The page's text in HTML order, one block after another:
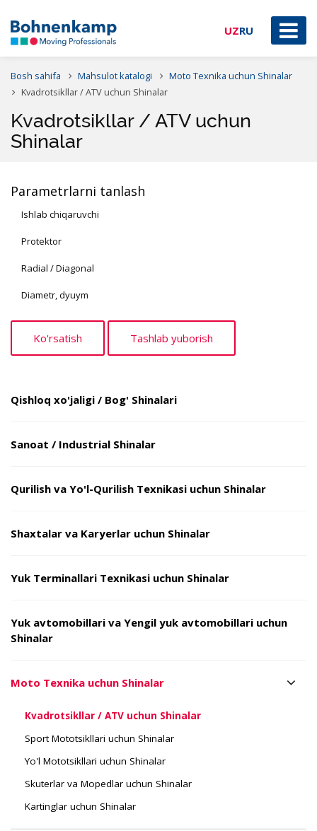
UZRU
Bosh sahifa Mahsulot katalogi
Moto Texnika uchun Shinalar
Kvadrotsikllar / ATV uchun Shinalar
Kvadrotsikllar / ATV uchun
Shinalar
Parametrlarni tanlash
Ishlab chiqaruvchi
Protektor
Radial / Diagonal
Diametr, dyuym
Qishloq xo'jaligi / Bog' Shinalari
Sanoat / Industrial Shinalar
Qurilish va Yo'l-Qurilish Texnikasi uchun Shinalar
Shaxtalar va Karyerlar uchun Shinalar
Yuk Terminallari Texnikasi uchun Shinalar
Yuk avtomobillari va Yengil yuk avtomobillari uchun
Shinalar
Moto Texnika uchun Shinalar
Kvadrotsikllar / ATV uchun Shinalar
Sport Mototsikllari uchun Shinalar
Yo'l Mototsikllari uchun Shinalar
Skuterlar va Mopedlar uchun Shinalar
Kartinglar uchun Shinalar